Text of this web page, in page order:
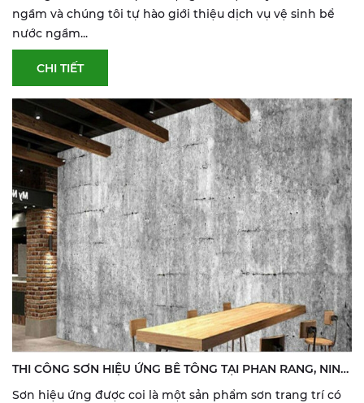
ngầm và chúng tôi tự hào giới thiệu dịch vụ vệ sinh bể
nước ngầm...
CHI TIẾT
THI CÔNG SƠN HIỆU ỨNG BÊ TÔNG TẠI PHAN RANG, NINH
THUẬN
Sơn hiệu ứng được coi là một sản phẩm sơn trang trí có